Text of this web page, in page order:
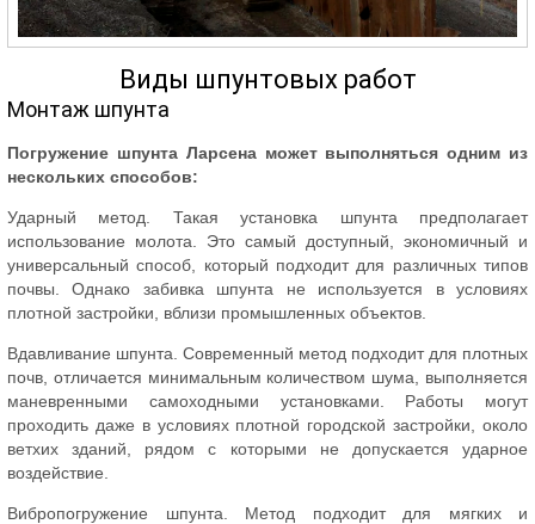
Виды шпунтовых работ
Монтаж шпунта
Погружение шпунта Ларсена может выполняться одним из
нескольких способов:
Ударный метод. Такая установка шпунта предполагает
использование молота. Это самый доступный, экономичный и
универсальный способ, который подходит для различных типов
почвы. Однако забивка шпунта не используется в условиях
плотной застройки, вблизи промышленных объектов.
Вдавливание шпунта. Современный метод подходит для плотных
почв, отличается минимальным количеством шума, выполняется
маневренными самоходными установками. Работы могут
проходить даже в условиях плотной городской застройки, около
ветхих зданий, рядом с которыми не допускается ударное
воздействие.
Вибропогружение шпунта. Метод подходит для мягких и